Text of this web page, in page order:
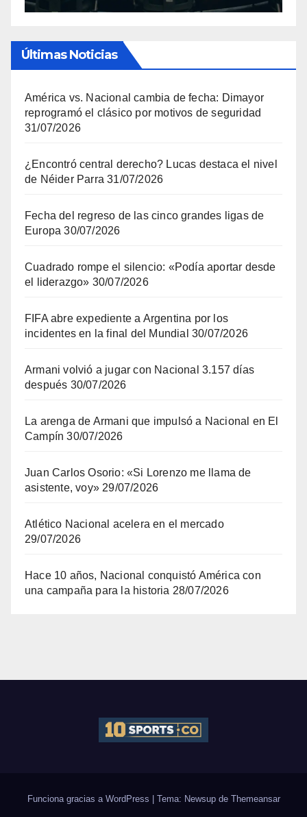
Últimas Noticias
América vs. Nacional cambia de fecha: Dimayor
reprogramó el clásico por motivos de seguridad
31/07/2026
¿Encontró central derecho? Lucas destaca el nivel
de Néider Parra 31/07/2026
Fecha del regreso de las cinco grandes ligas de
Europa 30/07/2026
Cuadrado rompe el silencio: «Podía aportar desde
el liderazgo» 30/07/2026
FIFA abre expediente a Argentina por los
incidentes en la final del Mundial 30/07/2026
Armani volvió a jugar con Nacional 3.157 días
después 30/07/2026
La arenga de Armani que impulsó a Nacional en El
Campín 30/07/2026
Juan Carlos Osorio: «Si Lorenzo me llama de
asistente, voy» 29/07/2026
Atlético Nacional acelera en el mercado
29/07/2026
Hace 10 años, Nacional conquistó América con
una campaña para la historia 28/07/2026
Funciona gracias a WordPress Tema: Newsup de Themeansar